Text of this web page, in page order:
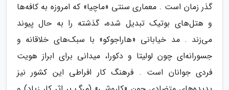
گذر زمان است . معماری سنتی «ماچیا» که امروزه به کافه‌ها
و هتل‌های بوتیک تبدیل شده، گذشته را به حال پیوند
می‌زند . مد خیابانی «هاراجوکو» با سبک‌های خلاقانه و
جسورانه‌ای چون لولیتا و دکورا، میدانی برای ابراز هویت
فردی جوانان است . فرهنگ کار افراطی این کشور نیز